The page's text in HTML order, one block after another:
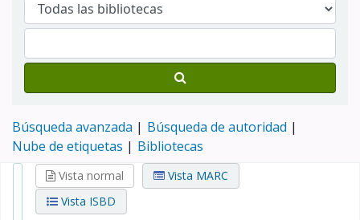
Búsqueda avanzada
Búsqueda de autoridad
Nube de etiquetas
Bibliotecas
Vista normal
Vista MARC
Vista ISBD